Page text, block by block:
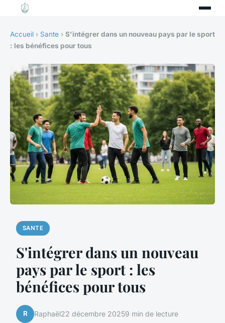
Accueil › Sante › S'intégrer dans un nouveau pays par le sport
: les bénéfices pour tous
SANTE
S'intégrer dans un nouveau
pays par le sport : les
bénéfices pour tous
R Raphaël22 décembre 20259 min de lecture